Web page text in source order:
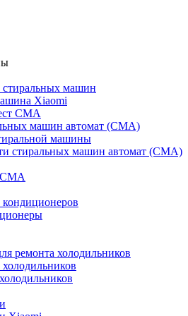
машин
Xiaomi
СМА
машин автомат (СМА)
машины
стиральных машин автомат (СМА)
СМА
ремонта холодильников